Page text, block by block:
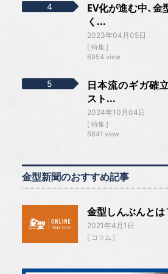
EV化が進む中、
く...
2023年04月05日
特集
6954 view
日本流のギガ確
スト...
2024年10月04日
特集
6841 view
金型新聞のおすすめ記事
金型しんぶんとは
2021年4月1日
コラム